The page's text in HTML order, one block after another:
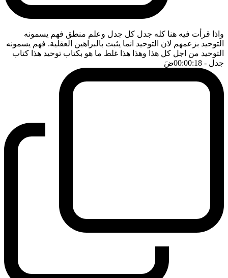
واذا قرأت فيه هنا كله جدل كل جدل وعلم منطق فهم يسمونه
التوحيد بزعمهم لان التوحيد انما يثبت بالبراهين العقلية. فهم يسمونه
التوحيد من اجل كل هذا وهذا هذا غلط ما هو بكتاب توحيد هذا كتاب
جدل - 00:00:18 ضَ